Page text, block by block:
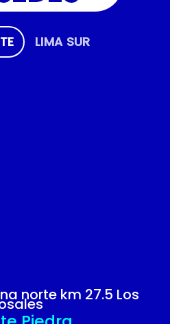
LIMA SUR
norte km 27.5 Los